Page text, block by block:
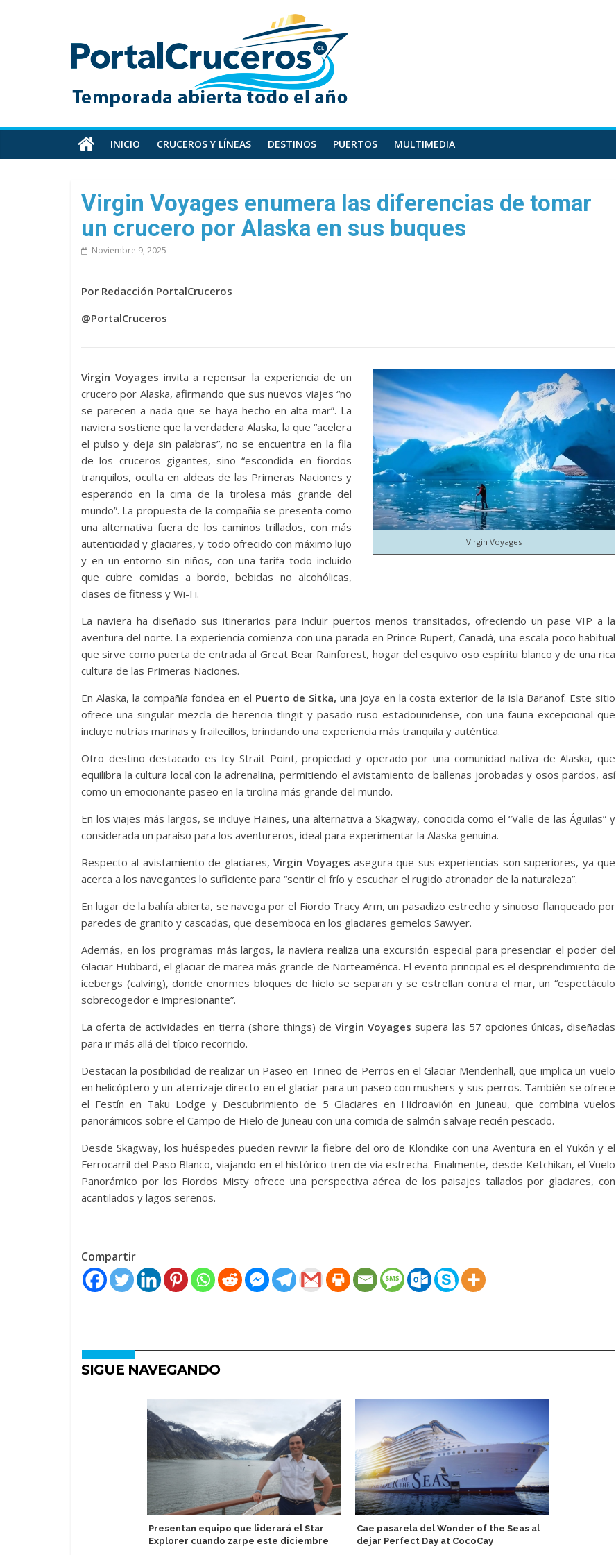
PortalCruceros
Toda
información
cruceros
en
un
sitio
INICIO CRUCEROS Y LÍNEAS DESTINOS PUERTOS MULTIMEDIA
Virgin Voyages enumera las diferencias de tomar
un crucero por Alaska en sus buques
Noviembre 9, 2025
Por Redacción PortalCruceros
@PortalCruceros
Virgin Voyages
Virgin Voyages invita a repensar la experiencia de un
crucero por Alaska, afirmando que sus nuevos viajes “no
se parecen a nada que se haya hecho en alta mar”. La
naviera sostiene que la verdadera Alaska, la que “acelera
el pulso y deja sin palabras”, no se encuentra en la fila
de los cruceros gigantes, sino “escondida en fiordos
tranquilos, oculta en aldeas de las Primeras Naciones y
esperando en la cima de la tirolesa más grande del
mundo”. La propuesta de la compañía se presenta como
una alternativa fuera de los caminos trillados, con más
autenticidad y glaciares, y todo ofrecido con máximo lujo
y en un entorno sin niños, con una tarifa todo incluido
que cubre comidas a bordo, bebidas no alcohólicas,
clases de fitness y Wi-Fi.
La naviera ha diseñado sus itinerarios para incluir puertos menos transitados, ofreciendo un pase VIP a la
aventura del norte. La experiencia comienza con una parada en Prince Rupert, Canadá, una escala poco habitual
que sirve como puerta de entrada al Great Bear Rainforest, hogar del esquivo oso espíritu blanco y de una rica
cultura de las Primeras Naciones.
En Alaska, la compañía fondea en el Puerto de Sitka, una joya en la costa exterior de la isla Baranof. Este sitio
ofrece una singular mezcla de herencia tlingit y pasado ruso-estadounidense, con una fauna excepcional que
incluye nutrias marinas y frailecillos, brindando una experiencia más tranquila y auténtica.
Otro destino destacado es Icy Strait Point, propiedad y operado por una comunidad nativa de Alaska, que
equilibra la cultura local con la adrenalina, permitiendo el avistamiento de ballenas jorobadas y osos pardos, así
como un emocionante paseo en la tirolina más grande del mundo.
En los viajes más largos, se incluye Haines, una alternativa a Skagway, conocida como el “Valle de las Águilas” y
considerada un paraíso para los aventureros, ideal para experimentar la Alaska genuina.
Respecto al avistamiento de glaciares,Virgin Voyages asegura que sus experiencias son superiores, ya que
acerca a los navegantes lo suficiente para “sentir el frío y escuchar el rugido atronador de la naturaleza”.
En lugar de la bahía abierta, se navega por el Fiordo Tracy Arm, un pasadizo estrecho y sinuoso flanqueado por
paredes de granito y cascadas, que desemboca en los glaciares gemelos Sawyer.
Además, en los programas más largos, la naviera realiza una excursión especial para presenciar el poder del
Glaciar Hubbard, el glaciar de marea más grande de Norteamérica. El evento principal es el desprendimiento de
icebergs (calving), donde enormes bloques de hielo se separan y se estrellan contra el mar, un “espectáculo
sobrecogedor e impresionante”.
La oferta de actividades en tierra (shore things) de Virgin Voyages supera las 57 opciones únicas, diseñadas
para ir más allá del típico recorrido.
Destacan la posibilidad de realizar un Paseo en Trineo de Perros en el Glaciar Mendenhall, que implica un vuelo
en helicóptero y un aterrizaje directo en el glaciar para un paseo con mushers y sus perros. También se ofrece
el Festín en Taku Lodge y Descubrimiento de 5 Glaciares en Hidroavión en Juneau, que combina vuelos
panorámicos sobre el Campo de Hielo de Juneau con una comida de salmón salvaje recién pescado.
Desde Skagway, los huéspedes pueden revivir la fiebre del oro de Klondike con una Aventura en el Yukón y el
Ferrocarril del Paso Blanco, viajando en el histórico tren de vía estrecha. Finalmente, desde Ketchikan, el Vuelo
Panorámico por los Fiordos Misty ofrece una perspectiva aérea de los paisajes tallados por glaciares, con
acantilados y lagos serenos.
Compartir
SIGUE NAVEGANDO
Presentan equipo que liderará el Star
Explorer cuando zarpe este diciembre
Cae pasarela del Wonder of the Seas al
dejar Perfect Day at CocoCay